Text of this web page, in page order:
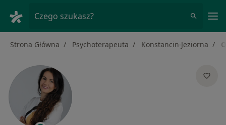
Czego szukasz?
Strona Główna Psychoterapeuta Konstancin-Jeziorna